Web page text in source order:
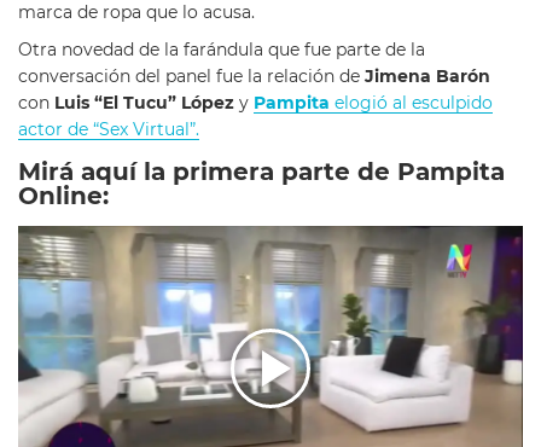
marca de ropa que lo acusa.
Otra novedad de la farándula que fue parte de la
conversación del panel fue la relación de Jimena Barón
con Luis “El Tucu” López y Pampita elogió al esculpido
actor de “Sex Virtual”.
Mirá aquí la primera parte de Pampita
Online: